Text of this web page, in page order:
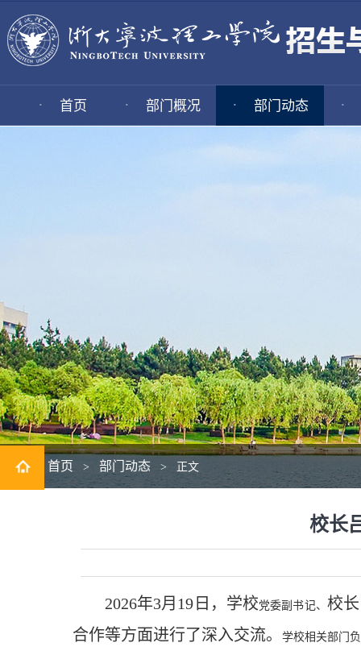
· 首页 · 部门概况 · 部门动态 ·
首页 > 部门动态 > 正文
校长
2026年3月19日，学校党委副书记、 校
合作等方面进行了深入交流。
学校相关部门